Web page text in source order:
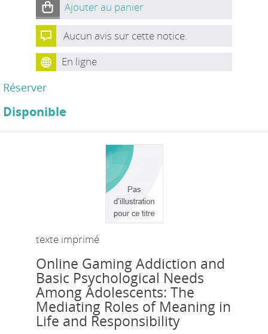
Ajouter au panier
Aucun avis sur cette notice.
En ligne
Réserver
Disponible
texte imprimé
Online Gaming Addiction and
Basic Psychological Needs
Among Adolescents: The
Mediating Roles of Meaning in
Life and Responsibility